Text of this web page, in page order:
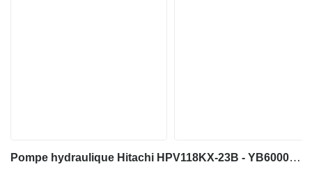
Pompe hydraulique Hitachi HPV118KX-23B - YB60001371 pour excavateur Hitachi ZX225-6 ZX225US-6